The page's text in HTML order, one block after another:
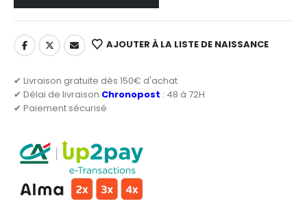
AJOUTER À LA LISTE DE NAISSANCE
✔ Livraison gratuite dès 150€ d'achat
✔ Délai de livraison Chronopost : 48 à 72H
✔ Paiement sécurisé